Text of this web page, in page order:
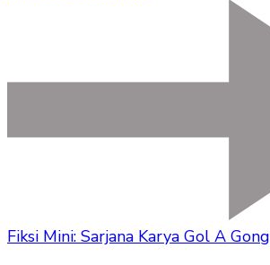
Fiksi Mini: Sarjana Karya Gol A Gong